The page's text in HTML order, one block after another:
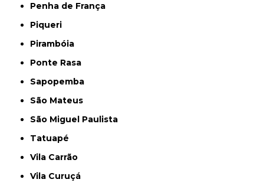
Penha de França
Piqueri
Pirambóia
Ponte Rasa
Sapopemba
São Mateus
São Miguel Paulista
Tatuapé
Vila Carrão
Vila Curuçá